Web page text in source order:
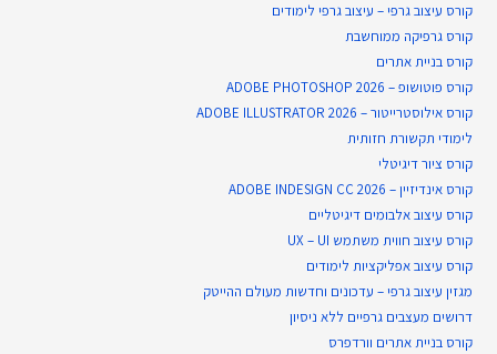
קורס עיצוב גרפי – עיצוב גרפי לימודים
קורס גרפיקה ממוחשבת
קורס בניית​ אתרים
קורס פוטושופ – ADOBE PHOTOSHOP 2026
קורס אילוסטרייטור – ADOBE ILLUSTRATOR 2026
לימודי תקשורת חזותית
קורס ציור דיגיטלי
קורס אינדיזיין – ADOBE INDESIGN CC 2026
קורס עיצוב אלבומים דיגיטליים
קורס עיצוב חווית משתמש UX – UI
קורס עיצוב אפליקציות לימודים
מגזין עיצוב גרפי – עדכונים וחדשות מעולם ההייטק
דרושים מעצבים גרפיים ללא ניסיון
קורס בניית אתרים וורדפרס